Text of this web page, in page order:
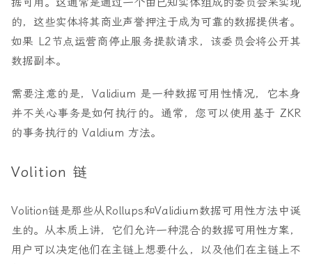
的，这些实体将其商业声誉押注于成为可靠的数据提供者。
如果 L2节点运营商停止服务提款请求，该委员会将公开其
数据副本。
需要注意的是，Validium 是一种数据可用性情况，它本身
并不关心事务是如何执行的。通常，您可以使用基于 ZKR
的事务执行的 Valdium 方法。
Volition 链
Volition链是那些从Rollups和Validium数据可用性方法中诞
生的。从本质上讲，它们允许一种混合的数据可用性方案，
用户可以决定他们在主链上想要什么，以及他们在主链上不